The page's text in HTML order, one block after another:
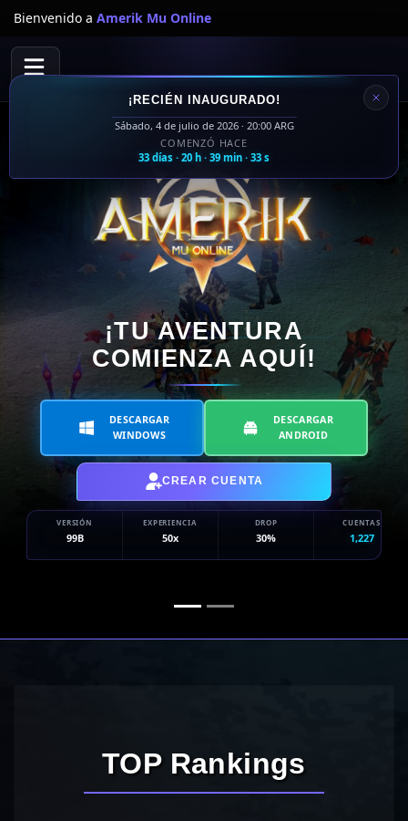
¡RECIÉN INAUGURADO!
Sábado, 4 de julio de 2026 · 20:00 ARG
COMENZÓ HACE
33 días · 20 h · 39 min · 33 s
Bienvenido a Amerik Mu Online
¡TU AVENTURA
COMIENZA AQUÍ!
DESCARGAR
WINDOWS
DESCARGAR
ANDROID
CREAR CUENTA
VERSIÓN
99B
EXPERIENCIA
50x
DROP
30%
CUENTAS
1,227
TOP Rankings